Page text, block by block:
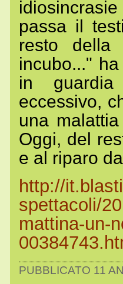
passa il
resto
incubo..."
in guardia
eccessivo,
una
Oggi, del
e al riparo
http://
spettacoli/
mattina-un-
PUBBLICATO 11